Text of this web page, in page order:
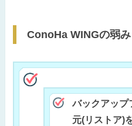
ConoHa WINGの弱み
バックアップ
元(リストア)